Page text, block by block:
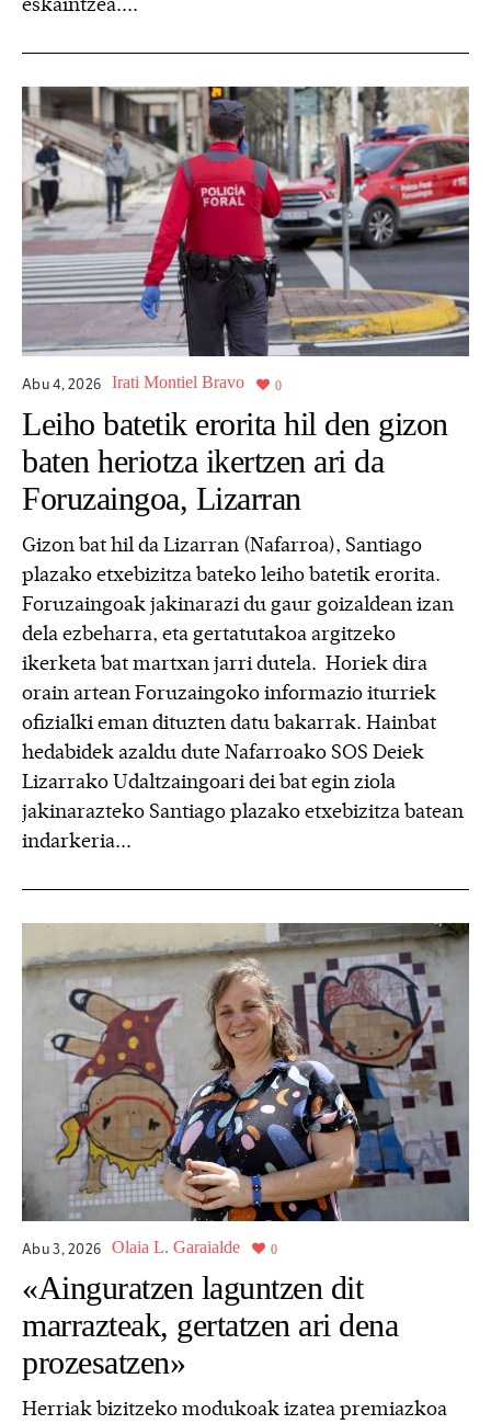
Abu 4,2026 Irati Montiel Bravo 0
Leiho batetik erorita hil den gizon
baten heriotza ikertzen ari da
Foruzaingoa, Lizarran
Gizon bat hil da Lizarran (Nafarroa), Santiago
plazako etxebizitza bateko leiho batetik erorita.
Foruzaingoak jakinarazi du gaur goizaldean izan
dela ezbeharra, eta gertatutakoa argitzeko
ikerketa bat martxan jarri dutela. Horiek dira
orain artean Foruzaingoko informazio iturriek
ofizialki eman dituzten datu bakarrak. Hainbat
hedabidek azaldu dute Nafarroako SOS Deiek
Lizarrako Udaltzaingoari dei bat egin ziola
jakinarazteko Santiago plazako etxebizitza batean
indarkeria...
Abu 3,2026 Olaia L. Garaialde 0
«Ainguratzen laguntzen dit
marrazteak, gertatzen ari dena
prozesatzen»
Herriak bizitzeko modukoak izatea premiazkoa